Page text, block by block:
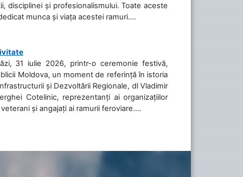
disciplinei și profesionalismului. Toate aceste
munca și viața acestei ramuri....
31 iulie 2026, printr-o ceremonie festivă,
Moldova, un moment de referință în istoria
și Dezvoltării Regionale, dl Vladimir
Cotelinic, reprezentanți ai organizațiilor
și angajați ai ramurii feroviare....